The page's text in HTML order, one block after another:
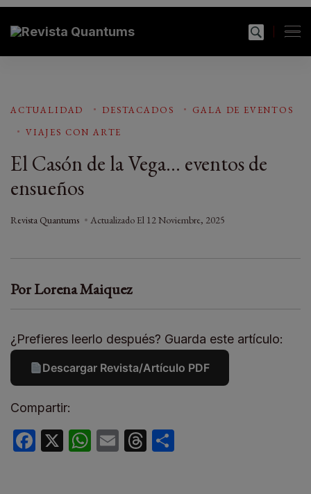
Revista Quantums
Todo sobre Moda, cultura, gastronomía y estilo de
ACTUALIDAD DESTACADOS
GALA DE EVENTOS
VIAJES CON ARTE
El Casón de la Vega… eventos de
ensueños
Revista Quantums Actualizado El 12 Noviembre, 2025
Por Lorena Maiquez
¿Prefieres leerlo después? Guarda este artículo:
Descargar Revista/Artículo PDF
Compartir:
Facebook
X WhatsApp
EmailThreads
modal-check